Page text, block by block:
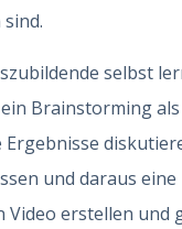
selbst
Brainstorming
und daraus eine
erstellen und